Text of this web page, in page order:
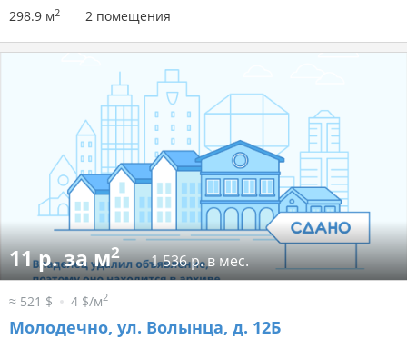
298.9 м2 2 помещения
11 р. за м2 1 536 р. в мес.
≈ 521 $ 4 $/м2
Молодечно, ул. Волынца, д. 12Б